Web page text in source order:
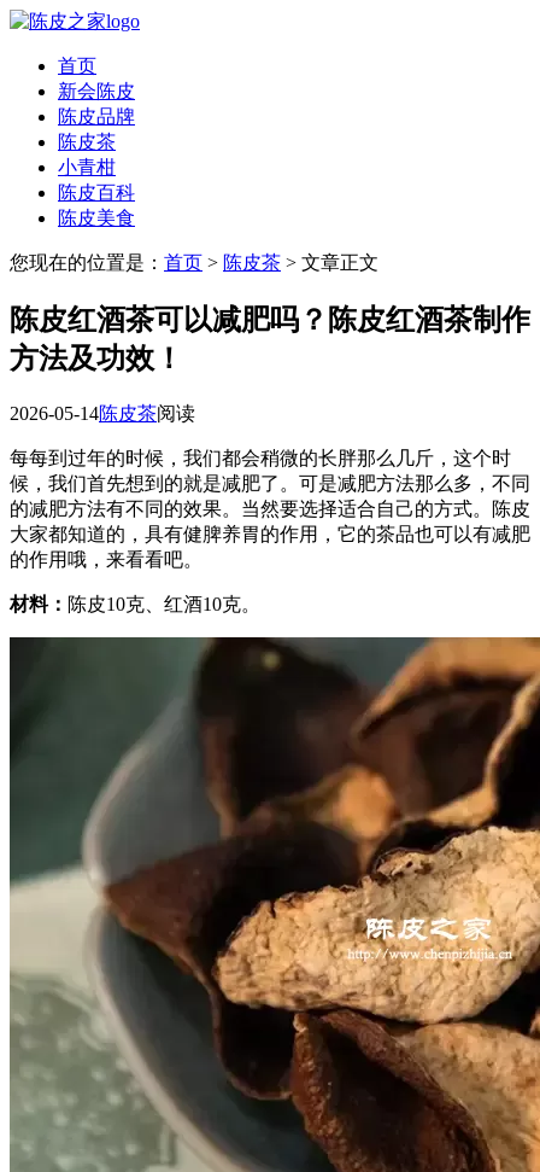
首页
新会陈皮
陈皮品牌
陈皮茶
小青柑
陈皮百科
陈皮美食
您现在的位置是： 首页 > 陈皮茶 > 文章正文
陈皮红酒茶可以减肥吗？陈皮红酒茶制作
方法及功效！
2026-05-14陈皮茶阅读
每每到过年的时候，我们都会稍微的长胖那么几斤，这个时
候，我们首先想到的就是减肥了。可是减肥方法那么多，不同
的减肥方法有不同的效果。当然要选择适合自己的方式。陈皮
大家都知道的，具有健脾养胃的作用，它的茶品也可以有减肥
的作用哦，来看看吧。
材料： 陈皮10克、红酒10克。